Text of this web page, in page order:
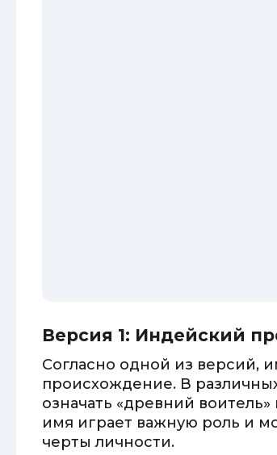
Версия 1: Индейский
Согласно одной из версий,
происхождение. В
означать «древний
имя играет важную роль и
черты личности.